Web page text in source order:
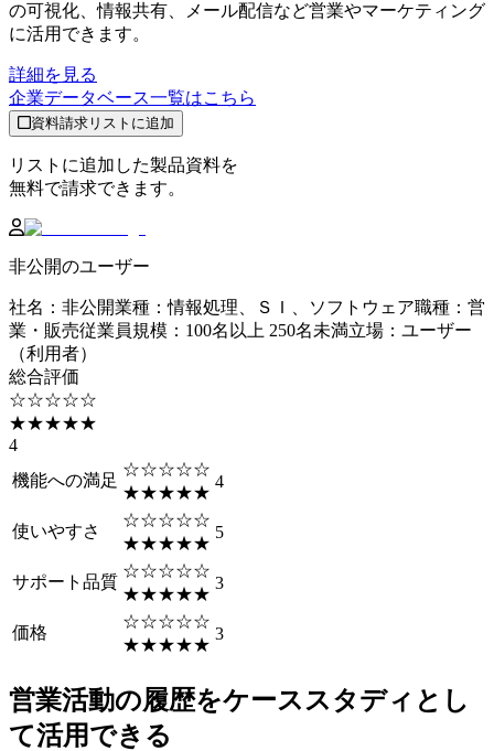
の可視化、情報共有、メール配信など営業やマーケティング
に活用できます。
詳細を見る
企業データベース一覧はこちら
資料請求リストに追加
リストに追加した製品資料を
無料で請求できます。
非公開のユーザー
社名 ： 非公開業種 ：情報処理、ＳＩ、ソフトウェア職種 ： 営
業・販売従業員規模 ： 100名以上 250名未満立場 ： ユーザー
（利用者）
総合評価
☆☆☆☆☆
★★★★★
4
機能への満足
☆☆☆☆☆
★★★★★
4
使いやすさ
☆☆☆☆☆
★★★★★
5
サポート品質
☆☆☆☆☆
★★★★★
3
価格
☆☆☆☆☆
★★★★★
3
営業活動の履歴をケーススタディとし
て活用できる